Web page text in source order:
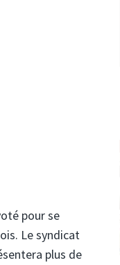
pour se
Le syndicat
plus de